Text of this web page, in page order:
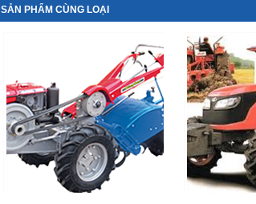
SẢN PHẨM CÙNG LOẠI